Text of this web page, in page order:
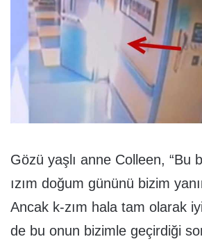
Gözü yaşlı anne Colleen, “Bu
ızım doğum gününü bizim
Ancak k-zım hala tam olarak
de bu onun bizimle geçirdiği